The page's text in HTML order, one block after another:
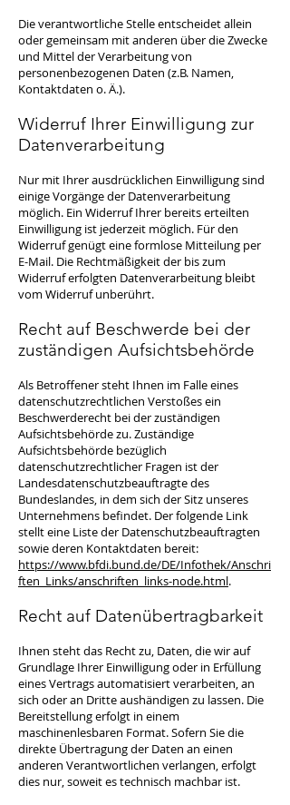
Die verantwortliche Stelle entscheidet allein
oder gemeinsam mit anderen über die Zwecke
und Mittel der Verarbeitung von
personenbezogenen Daten (z.B. Namen,
Kontaktdaten o. Ä.).
Widerruf Ihrer Einwilligung zur
Datenverarbeitung
Nur mit Ihrer ausdrücklichen Einwilligung sind
einige Vorgänge der Datenverarbeitung
möglich. Ein Widerruf Ihrer bereits erteilten
Einwilligung ist jederzeit möglich. Für den
Widerruf genügt eine formlose Mitteilung per
E-Mail. Die Rechtmäßigkeit der bis zum
Widerruf erfolgten Datenverarbeitung bleibt
vom Widerruf unberührt.
Recht auf Beschwerde bei der
zuständigen Aufsichtsbehörde
Als Betroffener steht Ihnen im Falle eines
datenschutzrechtlichen Verstoßes ein
Beschwerderecht bei der zuständigen
Aufsichtsbehörde zu. Zuständige
Aufsichtsbehörde bezüglich
datenschutzrechtlicher Fragen ist der
Landesdatenschutzbeauftragte des
Bundeslandes, in dem sich der Sitz unseres
Unternehmens befindet. Der folgende Link
stellt eine Liste der Datenschutzbeauftragten
sowie deren Kontaktdaten bereit:
https://www.bfdi.bund.de/DE/Infothek/Anschri
ften_Links/anschriften_links-node.html.
Recht auf Datenübertragbarkeit
Ihnen steht das Recht zu, Daten, die wir auf
Grundlage Ihrer Einwilligung oder in Erfüllung
eines Vertrags automatisiert verarbeiten, an
sich oder an Dritte aushändigen zu lassen. Die
Bereitstellung erfolgt in einem
maschinenlesbaren Format. Sofern Sie die
direkte Übertragung der Daten an einen
anderen Verantwortlichen verlangen, erfolgt
dies nur, soweit es technisch machbar ist.